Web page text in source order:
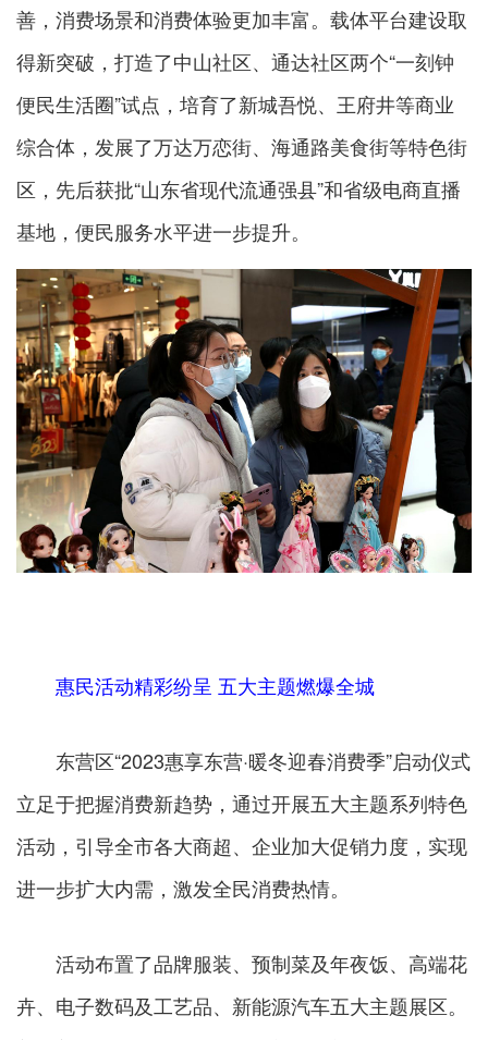
善，消费场景和消费体验更加丰富。载体平台建设取
得新突破，打造了中山社区、通达社区两个“一刻钟
便民生活圈”试点，培育了新城吾悦、王府井等商业
综合体，发展了万达万恋街、海通路美食街等特色街
区，先后获批“山东省现代流通强县”和省级电商直播
基地，便民服务水平进一步提升。
惠民活动精彩纷呈 五大主题燃爆全城
东营区“2023惠享东营·暖冬迎春消费季”启动仪式
立足于把握消费新趋势，通过开展五大主题系列特色
活动，引导全市各大商超、企业加大促销力度，实现
进一步扩大内需，激发全民消费热情。
活动布置了品牌服装、预制菜及年夜饭、高端花
卉、电子数码及工艺品、新能源汽车五大主题展区。